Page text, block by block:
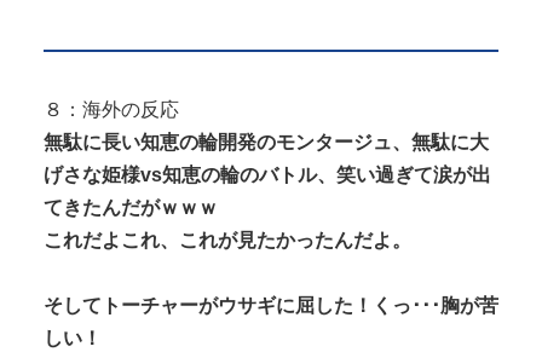
８：海外の反応
無駄に長い知恵の輪開発のモンタージュ、無駄に大
げさな姫様vs知恵の輪のバトル、笑い過ぎて涙が出
てきたんだがｗｗｗ
これだよこれ、これが見たかったんだよ。
そしてトーチャーがウサギに屈した！くっ･･･胸が苦
しい！